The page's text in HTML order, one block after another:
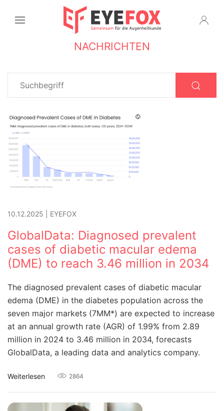
NACHRICHTEN
10.12.2025 EYEFOX
GlobalData: Diagnosed prevalent
cases of diabetic macular edema
(DME) to reach 3.46 million in 2034
The diagnosed prevalent cases of diabetic macular
edema (DME) in the diabetes population across the
seven major markets (7MM*) are expected to increase
at an annual growth rate (AGR) of 1.99% from 2.89
million in 2024 to 3.46 million in 2034, forecasts
GlobalData, a leading data and analytics company.
Weiterlesen 2864